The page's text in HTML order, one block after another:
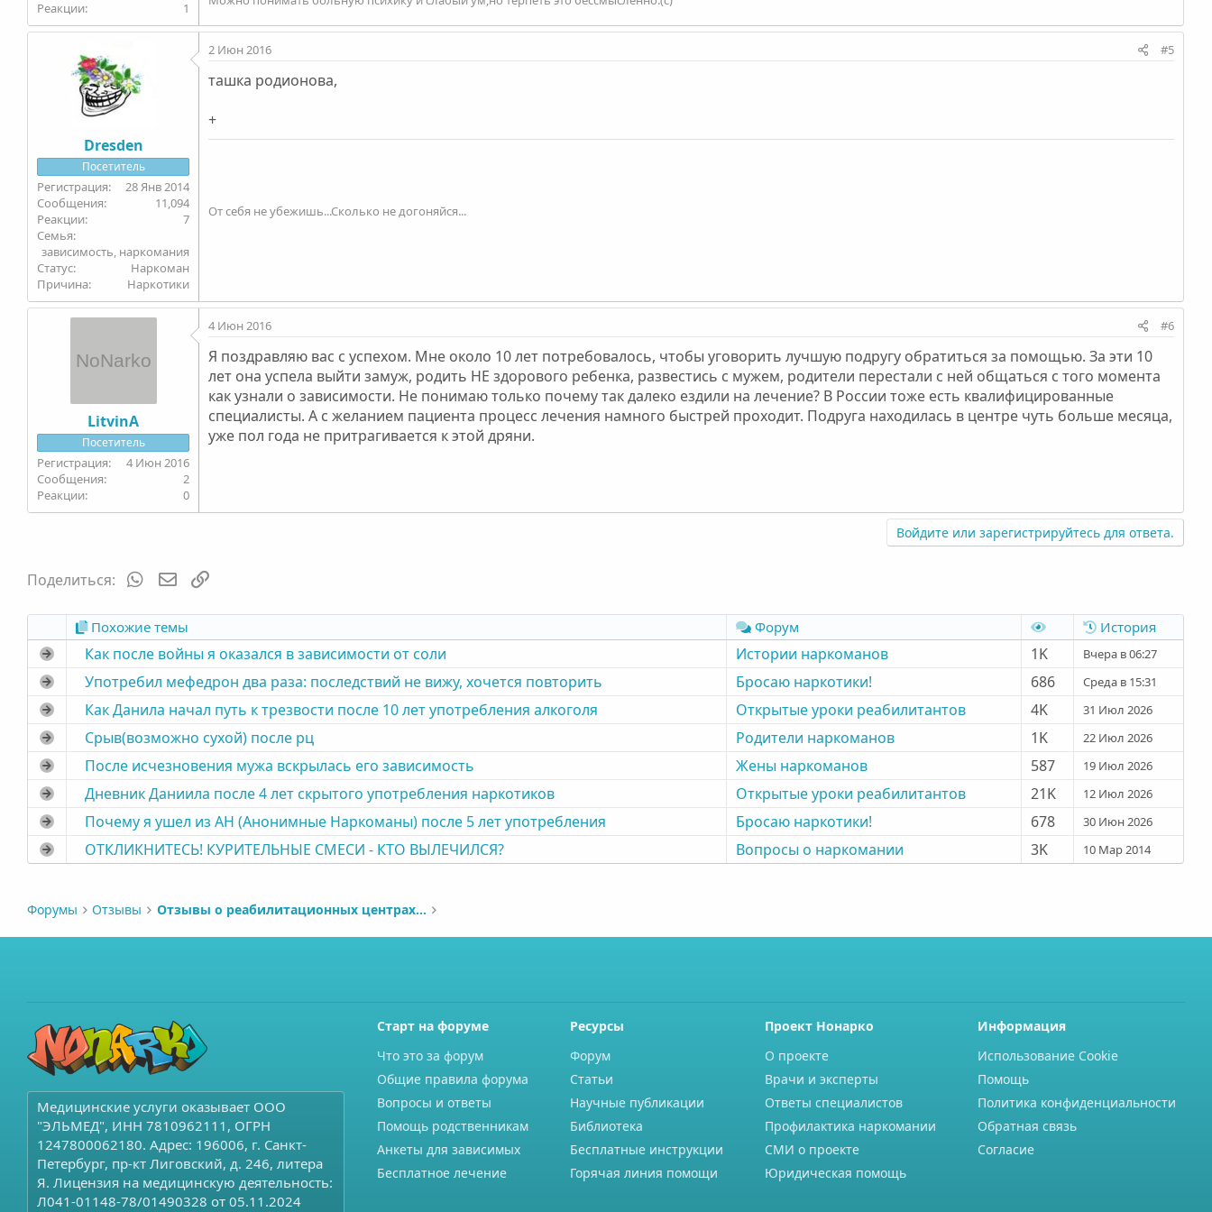
1
Dresden
Посетитель
28 Янв 2014
11,094
7
Семья
зависимость, наркомания
Статус
Наркоман
Причина
Наркотики
2 Июн 2016 #5
ташка родионова,
+
От себя не убежишь...Сколько не догоняйся...
LitvinA
Посетитель
4 Июн 2016
2
0
4 Июн 2016 #6
Я поздравляю вас с успехом. Мне около 10 лет потребовалось, чтобы уговорить лучшую подругу обратиться за помощью. За эти 10
лет она успела выйти замуж, родить НЕ здорового ребенка, развестись с мужем, родители перестали с ней общаться с того момента
как узнали о зависимости. Не понимаю только почему так далеко ездили на лечение? В России тоже есть квалифицированные
специалисты. А с желанием пациента процесс лечения намного быстрей проходит. Подруга находилась в центре чуть больше месяца,
уже пол года не притрагивается к этой дряни.
Войдите или зарегистрируйтесь для ответа.
Поделиться: WhatsAppЭлектронная почта
Похожие темы Форум История
Как после войны я оказался в зависимости от соли Истории наркоманов 1K Вчера в 06:27
Употребил мефедрон два раза: последствий не вижу, хочется повторить Бросаю наркотики! 686 Среда в 15:31
Как Данила начал путь к трезвости после 10 лет употребления алкоголя Открытые уроки реабилитантов 4K 31 Июл 2026
Срыв(возможно сухой) после рц Родители наркоманов 1K 22 Июл 2026
После исчезновения мужа вскрылась его зависимость Жены наркоманов 587 19 Июл 2026
Дневник Даниила после 4 лет скрытого употребления наркотиков Открытые уроки реабилитантов 21K 12 Июл 2026
Почему я ушел из АН (Анонимные Наркоманы) после 5 лет употребления Бросаю наркотики! 678 30 Июн 2026
ОТКЛИКНИТЕСЬ! КУРИТЕЛЬНЫЕ СМЕСИ - КТО ВЫЛЕЧИЛСЯ? Вопросы о наркомании 3K 10 Мар 2014
Форумы Отзывы Отзывы о реабилитационных центрах наркозависимых
Медицинские услуги оказывает ООО
"ЭЛЬМЕД", ИНН 7810962111, ОГРН
1247800062180. Адрес: 196006, г. Санкт-
Петербург, пр-кт Лиговский, д. 246, литера
Я. Лицензия на медицинскую деятельность:
Л041-01148-78/01490328 от 05.11.2024
Старт на форуме
Что это за форум
Общие правила форума
Вопросы и ответы
Помощь родственникам
Анкеты для зависимых
Бесплатное лечение
Ресурсы
Форум
Статьи
Научные публикации
Библиотека
Бесплатные инструкции
Горячая линия помощи
Проект Нонарко
О проекте
Врачи и эксперты
Ответы специалистов
Профилактика наркомании
СМИ о проекте
Юридическая помощь
Информация
Использование Cookie
Помощь
Политика конфиденциальности
Обратная связь
Согласие